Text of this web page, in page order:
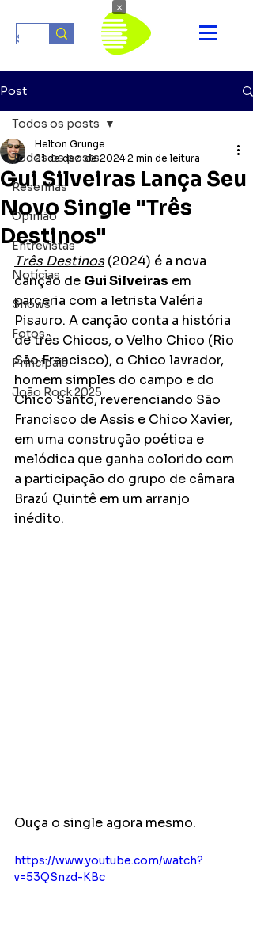
Post
Todos os posts
Resenhas
Opinião
Entrevistas
Notícias
Shows
Fotos
Principais
João Rock 2025
Todos os posts
Gui Silveiras Lança Seu
Novo Single "Três
Destinos"
Helton Grunge
21 de dez. de 2024 2 min de leitura
Três Destinos (2024) é a nova
canção de Gui Silveiras em
parceria com a letrista Valéria
Pisauro. A canção conta a história
de três Chicos, o Velho Chico (Rio
São Francisco), o Chico lavrador,
homem simples do campo e do
Chico Santo, reverenciando São
Francisco de Assis e Chico Xavier,
em uma construção poética e
melódica que ganha colorido com
a participação do grupo de câmara
Brazú Quintê em um arranjo
inédito.
Ouça o single agora mesmo.
https://www.youtube.com/watch?
v=53QSnzd-KBc
×